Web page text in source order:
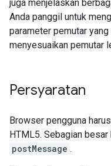
juga menjelaskan
Anda panggil untuk
parameter pemutar
menyesuaikan pemutar
Persyaratan
Browser pengguna
HTML5. Sebagian
postMessage .